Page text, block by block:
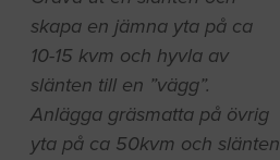
skapa en jämna yta på ca
10-15 kvm och hyvla av
slänten till en ”vägg”.
Anlägga gräsmatta på övrig
yta på ca 50kvm och slänten